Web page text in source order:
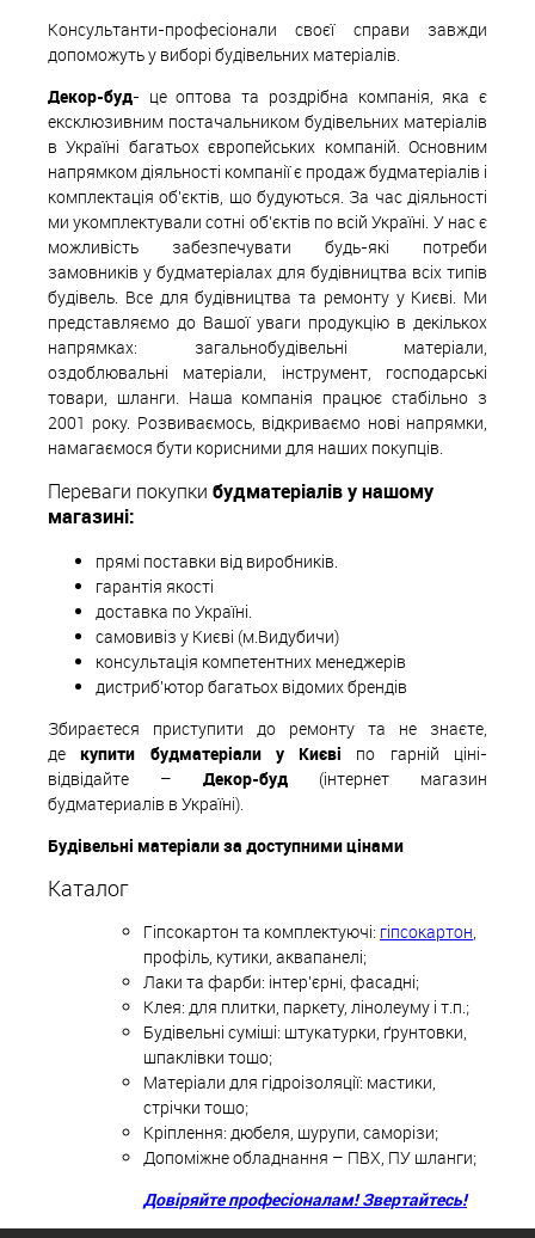
Консультанти-професіонали своєї справи завжди
допоможуть у виборі будівельних матеріалів.
Декор-буд- це оптова та роздрібна компанія, яка є
ексклюзивним постачальником будівельних матеріалів
в Україні багатьох європейських компаній. Основним
напрямком діяльності компанії є продаж будматеріалів і
комплектація об'єктів, що будуються. За час діяльності
ми укомплектували сотні об'єктів по всій Україні. У нас є
можливість забезпечувати будь-які потреби
замовників у будматеріалах для будівництва всіх типів
будівель. Все для будівництва та ремонту у Києві. Ми
представляємо до Вашої уваги продукцію в декількох
напрямках: загальнобудівельні матеріали,
оздоблювальні матеріали, інструмент, господарські
товари, шланги. Наша компанія працює стабільно з
2001 року. Розвиваємось, відкриваємо нові напрямки,
намагаємося бути корисними для наших покупців.
Переваги покупки будматеріалів у нашому
магазині:
прямі поставки від виробників.
гарантія якості
доставка по Україні.
самовивіз у Києві (м.Видубичи)
консультація компетентних менеджерів
дистриб'ютор багатьох відомих брендів
Збираєтеся приступити до ремонту та не знаєте,
де
купити будматеріали у Києві по гарній ціні-
відвідайте – Декор-буд (інтернет магазин
будматериалів в Україні).
Будівельні матеріали за доступними цінами
Каталог
Гіпсокартон та комплектуючі: гіпсокартон
профіль, кутики, аквапанелі;
Лаки та фарби: інтер'єрні, фасадні;
Клея: для плитки, паркету, лінолеуму і т.п.;
Будівельні суміші: штукатурки, ґрунтовки,
шпаклівки тощо;
Матеріали для гідроізоляції: мастики,
стрічки тощо;
Кріплення: дюбеля, шурупи, саморізи;
Допоміжне обладнання – ПВХ, ПУ шланги;
Довіряйте професіоналам! Звертайтесь!